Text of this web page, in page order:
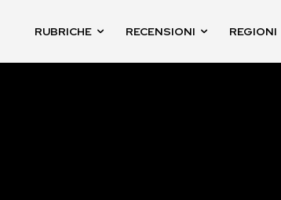
RUBRICHE RECENSIONI REGIONI